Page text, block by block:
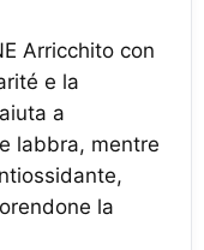
Arricchito con
e la
a
labbra, mentre
la